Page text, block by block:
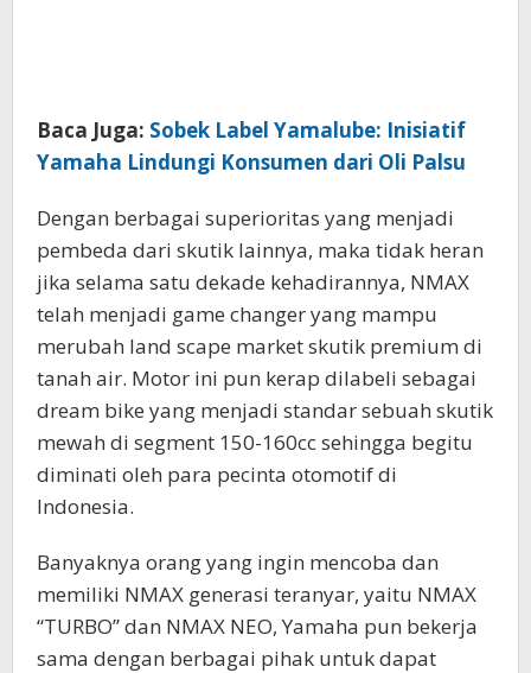
Baca Juga: Sobek Label Yamalube: Inisiatif
Yamaha Lindungi Konsumen dari Oli Palsu
Dengan berbagai superioritas yang menjadi
pembeda dari skutik lainnya, maka tidak heran
jika selama satu dekade kehadirannya, NMAX
telah menjadi game changer yang mampu
merubah land scape market skutik premium di
tanah air. Motor ini pun kerap dilabeli sebagai
dream bike yang menjadi standar sebuah skutik
mewah di segment 150-160cc sehingga begitu
diminati oleh para pecinta otomotif di
Indonesia.
Banyaknya orang yang ingin mencoba dan
memiliki NMAX generasi teranyar, yaitu NMAX
“TURBO” dan NMAX NEO, Yamaha pun bekerja
sama dengan berbagai pihak untuk dapat